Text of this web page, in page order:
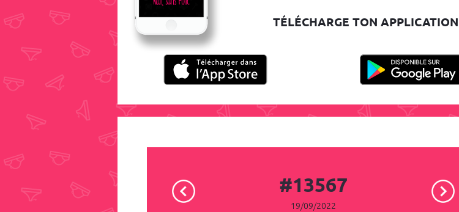
TÉLÉCHARGE TON APPLICATION
#13567
19/09/2022